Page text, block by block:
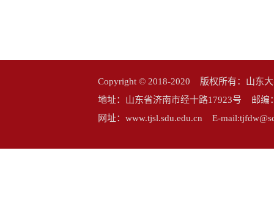
Copyright © 2018-2020 版权所有：山东
地址：山东省济南市经十路17923号 邮
网址：www.tjsl.sdu.edu.cn E-